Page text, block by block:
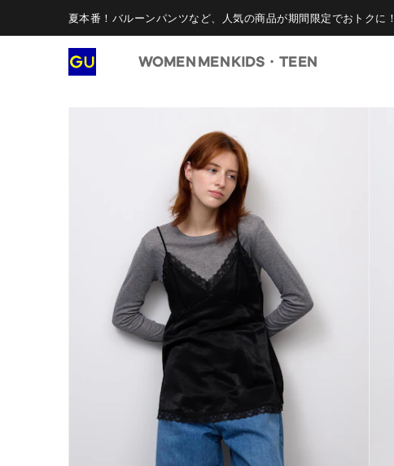
夏本番！バルーンパンツなど、人気の商品が期間限定でおトクに！
WOMEN MENKIDS・TEEN